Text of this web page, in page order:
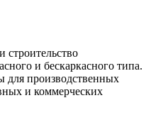
и бескаркасного типа.
для производственных
и коммерческих